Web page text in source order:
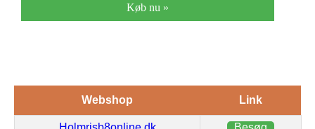
Køb nu »
Webshop Link